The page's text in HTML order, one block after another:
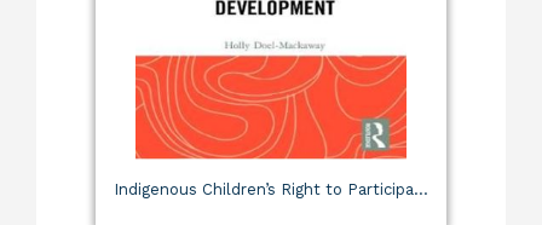
Indigenous Children’s Right to Participa...